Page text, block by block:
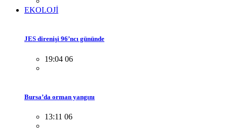
EKOLOJİ
JES direnişi 96’ncı gününde
19:04 06
Bursa’da orman yangını
13:11 06